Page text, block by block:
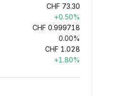
CHF 73.30
+0.50%
CHF 0.999718
0.00%
CHF 1.028
+1.80%